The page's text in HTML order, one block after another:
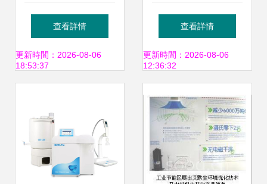
來 住友橡膠在上海
召開尖端技術發布
查看詳情
更新時間：2026-08-06
18:53:37
——Sto學院成立
暨首次培訓在上海
開幕
查看詳情
更新時間：2026-08-06
12:36:32